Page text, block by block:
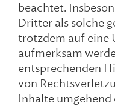
beachtet.
Dritter als solche
trotzdem auf eine
aufmerksam
entsprechenden
von
Inhalte umgehend